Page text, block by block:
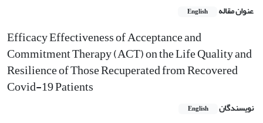
عنوان مقاله English
Efficacy Effectiveness of Acceptance and
Commitment Therapy (ACT) on the Life Quality and
Resilience of Those Recuperated from Recovered
Covid-19 Patients
نویسندگان English